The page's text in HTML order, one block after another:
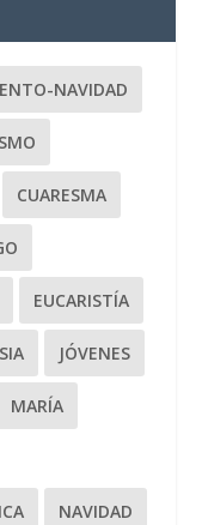
NAVIDAD
CUARESMA
EUCARISTÍA
JÓVENES
MARÍA
NAVIDAD